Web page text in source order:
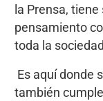
la Prensa,
pensamiento
toda la
Es aquí donde
también